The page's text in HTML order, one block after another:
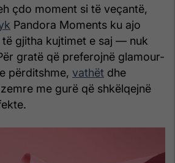
çdo moment si të veçantë,
Pandora Moments ku ajo
gjitha kujtimet e saj — nuk
gratë që preferojnë glamour-
përditshme, vathët dhe
me gurë që shkëlqejnë